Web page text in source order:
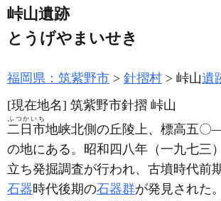
峠山遺跡
とうげやまいせき
福岡県：筑紫野市 針摺村 峠山遺
[現在地名] 筑紫野市針摺 峠山
二日市
ふつかいち
地峡北側の丘陵上、標高五〇
の地にある。昭和四八年 （一九七三）
立ち発掘調査が行われ、古墳時代前
石器時代後期の石器群が発見された